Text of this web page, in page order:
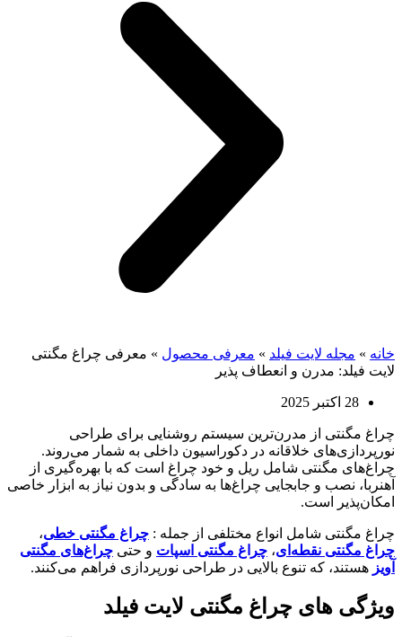
خانه » مجله لایت فیلد » معرفی محصول » معرفی چراغ مگنتی
لایت فیلد: مدرن و انعطاف پذیر
28 اکتبر 2025
چراغ‌ مگنتی از مدرن‌ترین سیستم روشنایی برای طراحی
نورپردازی‌های خلاقانه در دکوراسیون داخلی به شمار می‌روند.
چراغ‌های مگنتی شامل ریل و خود چراغ است که با بهره‌گیری از
آهنربا، نصب و جابجایی چراغ‌ها به سادگی و بدون نیاز به ابزار خاصی
امکان‌پذیر است.
چراغ‌ مگنتی شامل انواع مختلفی از جمله : چراغ مگنتی خطی،
چراغ مگنتی نقطه‌ای، چراغ مگنتی اسپات و حتی چراغ‌های مگنتی
آویز هستند، که تنوع بالایی در طراحی نورپردازی فراهم می‌کنند.
ویژگی های چراغ مگنتی لایت فیلد